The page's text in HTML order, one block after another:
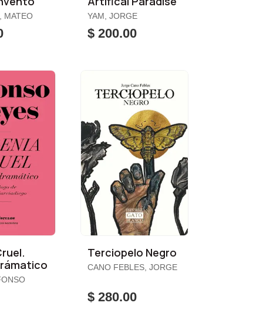
MATEO YAM, JORGE
$ 200.00
Terciopelo Negro
CANO FEBLES, JORGE
$ 280.00